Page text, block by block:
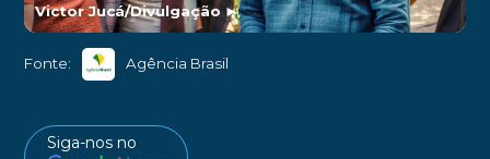
Victor Jucá/Divulgação►
Fonte: Agência Brasil
Siga-nos no